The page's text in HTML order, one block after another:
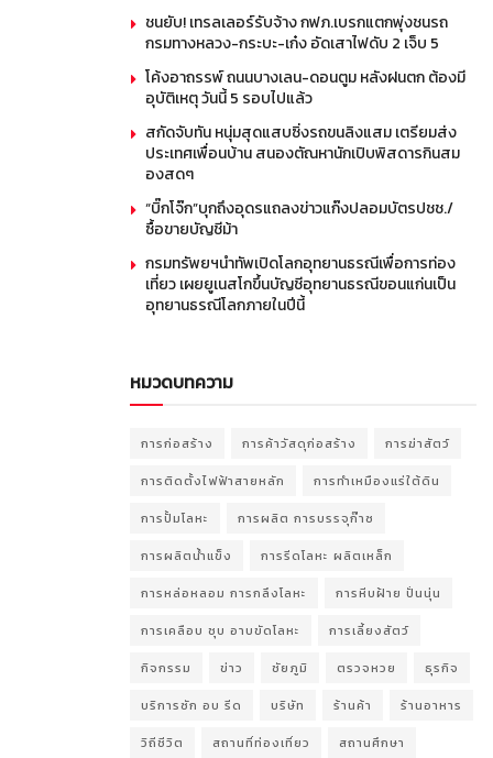
ชนยับ! เทรลเลอร์รับจ้าง กฟภ.เบรกแตกพุ่งชนรถ
กรมทางหลวง-กระบะ-เก๋ง อัดเสาไฟดับ 2 เจ็บ 5
โค้งอาถรรพ์ ถนนบางเลน-ดอนตูม หลังฝนตก ต้องมี
อุบัติเหตุ วันนี้ 5 รอบไปแล้ว
สกัดจับทัน หนุ่มสุดแสบซิ่งรถขนลิงแสม เตรียมส่ง
ประเทศเพื่อนบ้าน สนองตัณหานักเปิบพิสดารกินสม
องสดๆ
“บิ๊กโจ๊ก”บุกถึงอุดรแถลงข่าวแก๊งปลอมบัตรปชช./
ซื้อขายบัญชีม้า
กรมทรัพยฯนำทัพเปิดโลกอุทยานธรณีเพื่อการท่อง
เที่ยว เผยยูเนสโกขึ้นบัญชีอุทยานธรณีขอนแก่นเป็น
อุทยานธรณีโลกภายในปีนี้
หมวดบทความ
การก่อสร้าง การค้าวัสดุก่อสร้าง การฆ่าสัตว์
การติดตั้งไฟฟ้าสายหลัก การทำเหมืองแร่ใต้ดิน
การปั้มโลหะ การผลิต การบรรจุก๊าซ
การผลิตน้ำแข็ง การรีดโลหะ ผลิตเหล็ก
การหล่อหลอม การกลึงโลหะ การหีบฝ้าย ปั่นนุ่น
การเคลือบ ชุบ อาบขัดโลหะ การเลี้ยงสัตว์
กิจกรรม ข่าว ชัยภูมิ ตรวจหวย ธุรกิจ
บริการซัก อบ รีด บริษัท ร้านค้า ร้านอาหาร
วิถีชีวิต สถานที่ท่องเที่ยว สถานศึกษา